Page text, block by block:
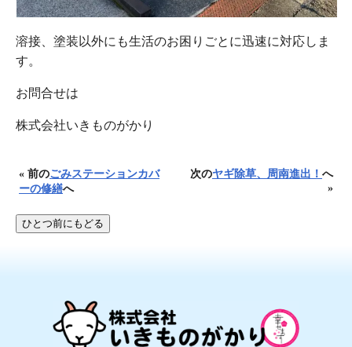
溶接、塗装以外にも生活のお困りごとに迅速に対応しま
す。
お問合せは
株式会社いきものがかり
« 前のごみステーションカバ
ーの修繕へ
次のヤギ除草、周南進出！ へ
»